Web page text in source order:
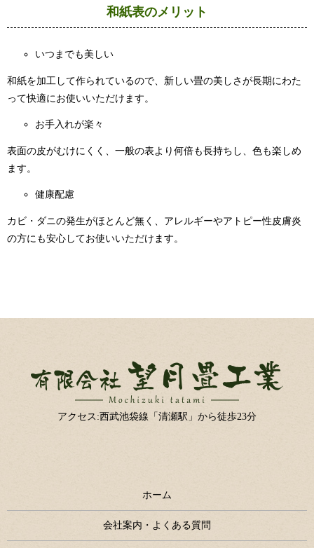
和紙表のメリット
いつまでも美しい
和紙を加工して作られているので、新しい畳の美しさが長期にわた
って快適にお使いいただけます。
お手入れが楽々
表面の皮がむけにくく、一般の表より何倍も長持ちし、色も楽しめ
ます。
健康配慮
カビ・ダニの発生がほとんど無く、アレルギーやアトピー性皮膚炎
の方にも安心してお使いいただけます。
アクセス:西武池袋線「清瀬駅」から徒歩23分
ホーム
会社案内・よくある質問